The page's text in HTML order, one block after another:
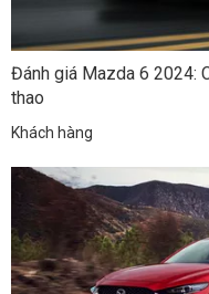
Đánh giá Mazda 6 2024:
thao
Khách hàng